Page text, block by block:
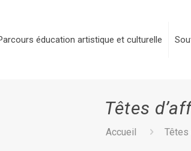
éducation artistique et culturelle
Têtes
Accueil Têtes